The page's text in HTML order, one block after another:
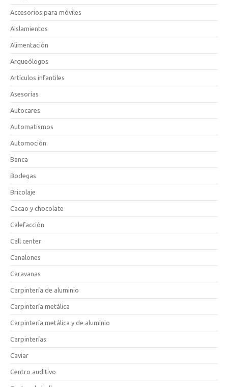
Accesorios para móviles
Aislamientos
Alimentación
Arqueólogos
Artículos infantiles
Asesorías
Autocares
Automatismos
Automoción
Banca
Bodegas
Bricolaje
Cacao y chocolate
Calefacción
Call center
Canalones
Caravanas
Carpintería de aluminio
Carpintería metálica
Carpintería metálica y de aluminio
Carpinterías
Caviar
Centro auditivo